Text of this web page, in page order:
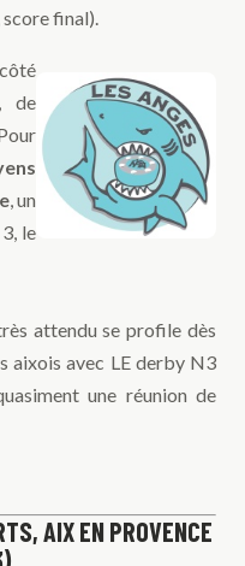
final).
de
, un
le
attendu se profile dès
aixois avec LE derby N3
une réunion de
AIX EN PROVENCE